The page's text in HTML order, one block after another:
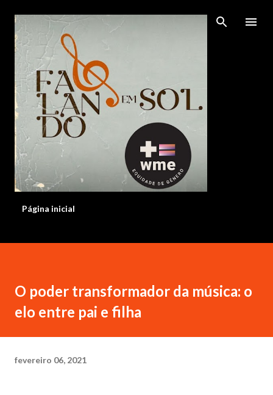
Pular para o conteúdo principal
Página inicial
O poder transformador da música: o
elo entre pai e filha
fevereiro 06, 2021